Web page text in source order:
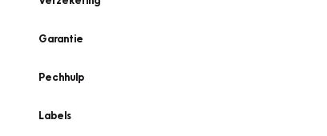
Garantie
Pechhulp
Labels